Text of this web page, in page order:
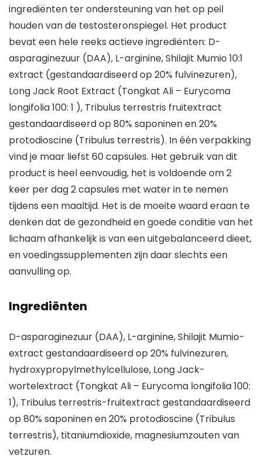
ingrediënten ter ondersteuning van het op peil
houden van de testosteronspiegel. Het product
bevat een hele reeks actieve ingrediënten: D-
asparaginezuur (DAA), L-arginine, Shilajit Mumio 10:1
extract (gestandaardiseerd op 20% fulvinezuren),
Long Jack Root Extract (Tongkat Ali – Eurycoma
longifolia 100: 1 ), Tribulus terrestris fruitextract
gestandaardiseerd op 80% saponinen en 20%
protodioscine (Tribulus terrestris). In één verpakking
vind je maar liefst 60 capsules. Het gebruik van dit
product is heel eenvoudig, het is voldoende om 2
keer per dag 2 capsules met water in te nemen
tijdens een maaltijd. Het is de moeite waard eraan te
denken dat de gezondheid en goede conditie van het
lichaam afhankelijk is van een uitgebalanceerd dieet,
en voedingssupplementen zijn daar slechts een
aanvulling op.
Ingrediënten
D-asparaginezuur (DAA), L-arginine, Shilajit Mumio-
extract gestandaardiseerd op 20% fulvinezuren,
hydroxypropylmethylcellulose, Long Jack-
wortelextract (Tongkat Ali – Eurycoma longifolia 100:
1), Tribulus terrestris-fruitextract gestandaardiseerd
op 80% saponinen en 20% protodioscine (Tribulus
terrestris), titaniumdioxide, magnesiumzouten van
vetzuren.